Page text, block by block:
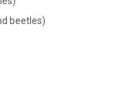
beetles)